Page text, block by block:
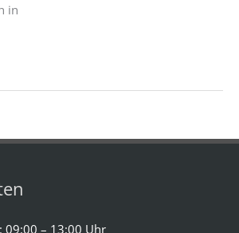
in
09:00 – 13:00 Uhr